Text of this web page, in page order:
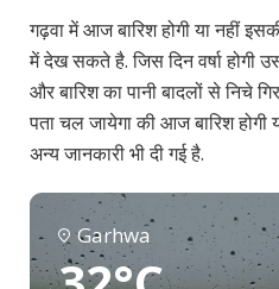
गढ़वा में आज बारिश होगी या नहीं
में देख सकते है. जिस दिन वर्षा होगी
और बारिश का पानी बादलों से निचे
पता चल जायेगा की आज बारिश
अन्य जानकारी भी दी गई है.
Garhwa